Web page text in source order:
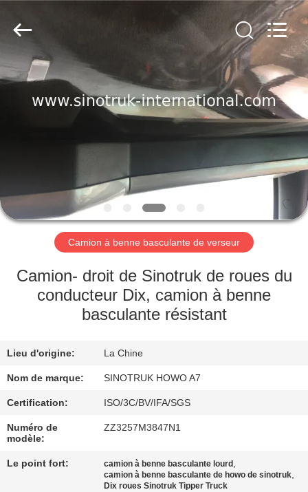
À
À
PROPOS
NOUS
L'USINE
CONTRÔLE
DE
QUALITÉ
LTD..
Reserved.
Camion à benne basculante de verseur
Camion- droit de Sinotruk de roues du
conducteur Dix, camion à benne
basculante résistant
Lieu d'origine: La Chine
Nom de marque: SINOTRUK HOWO A7
Certification: ISO/3C/BV/IFA/SGS
Numéro de
modèle:
ZZ3257M3847N1
Le point fort: camion à benne basculante lourd ,
camion à benne basculante de howo de sinotruk,
Dix roues Sinotruk Tipper Truck